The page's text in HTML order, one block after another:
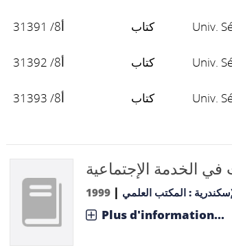
أ8/ 31391
كتاب Univ.
أ8/ 31392
كتاب Univ.
أ8/ 31393
كتاب Univ.
الخدمة الإجتماعية
: المكتب العلمي |
1999
Plus d'information...